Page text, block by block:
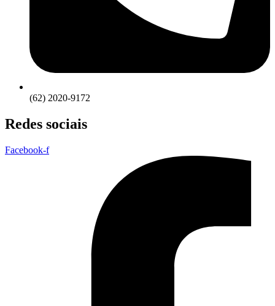
(62) 2020-9172
Redes sociais
Facebook-f